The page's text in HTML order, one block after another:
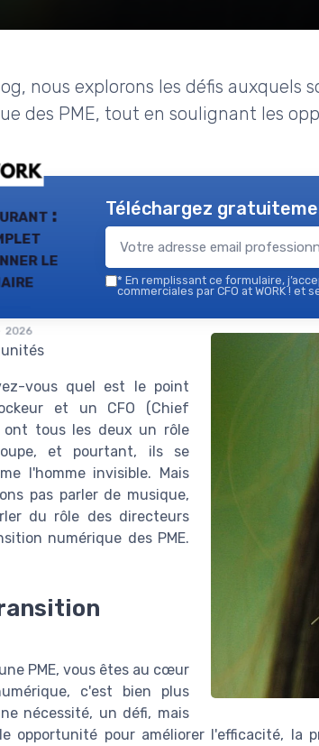
nous explorons les défis auxquels
des PME, tout en soulignant les
:
le
2026
Téléchargez
* En remplissant ce formulaire,
commerciales par CFO at WORK ! et
vous quel est le point
et un CFO (Chief
ont tous les deux un rôle
et pourtant, ils se
l'homme invisible. Mais
pas parler de musique,
du rôle des directeurs
numérique des PME.
PME, vous êtes au cœur
c'est bien plus
nécessité, un défi, mais
opportunité pour améliorer l'efficacité, la